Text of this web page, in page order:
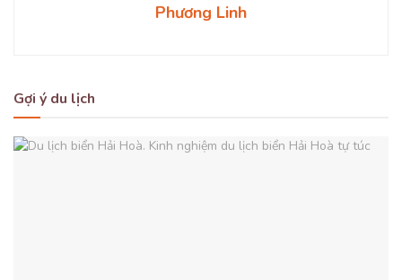
Phương Linh
Gợi ý du lịch